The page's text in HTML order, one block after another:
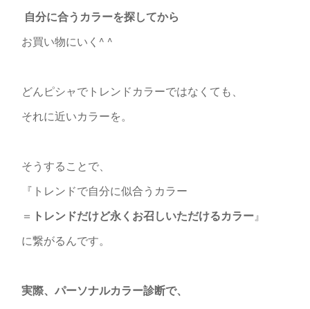
自分に合うカラーを探してから
お買い物にいく^ ^
どんピシャでトレンドカラーではなくても、
それに近いカラーを。
そうすることで、
『トレンドで自分に似合うカラー
＝ トレンドだけど永くお召しいただけるカラー』
に繋がるんです。
実際、パーソナルカラー診断で、